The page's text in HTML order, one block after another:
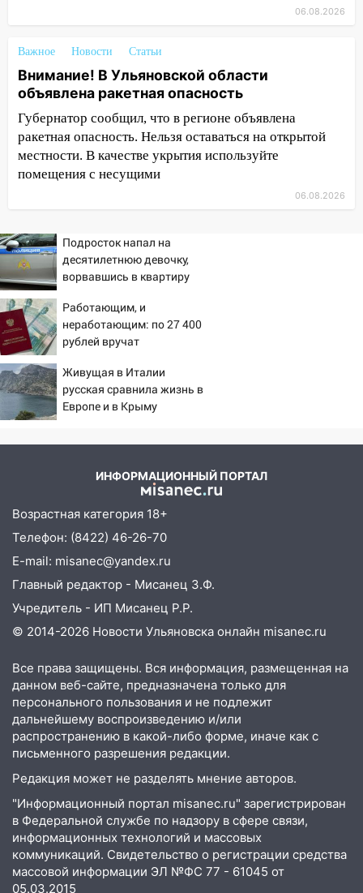
18:14
Прогноз погоды на 6 августа в
Ульяновской области
18:00 Мотофристайл, рок и силовой
экстрим: в Ульяновске пройдет
большой фестиваль «Наше время»
17:30 Где есть бензин в Ульяновске 5
августа после рабочего дня: список АЗС
Ульяновске задержали 19-летнюю
сообщницу мошенников
16:12
Едва не перерезал горло: в
Вешкайме посиделки с судимым
знакомым закончились для женщины
больницей
16:06
перевернулась на мопеде и попала в
больницу
15:59
миллионов рублей за криминальное
На «кольце» кроссовер сбил 18-
летнего мопедиста
15:00 В Ульяновске после тройного ДТП
госпитализировали 25-летнего байкера
14:32 На Ульяновскую область
надвигается жара
14:08 Пешеход переходил по «зебре»:
Фруктовой
13:30 В Димитровграде на улице
Трудовой горело здание
13:00 Водитель без прав врезался в
12:37 Переезжал «зебру» на
велосипеде и попал под колеса
12:18 Вспыхнул изнутри: в
Железнодорожном районе горела дача
06.08.2026
Важное Новости Статьи
Внимание! В Ульяновской области
объявлена ракетная опасность
Губернатор сообщил, что в регионе объявлена
ракетная опасность. Нельзя оставаться на открытой
местности. В качестве укрытия используйте
помещения с несущими
06.08.2026
Подросток напал на
десятилетнюю девочку,
ворвавшись в квартиру
Работающим, и
неработающим: по 27 400
рублей вручат
PrimaMedia.ru
Живущая в Италии
русская сравнила жизнь в
Европе и в Крыму
ИНФОРМАЦИОННЫЙ ПОРТАЛ
Возрастная категория 18+
Телефон: (8422) 46-26-70
E-mail: misanec@yandex.ru
Главный редактор - Мисанец З.Ф.
Учредитель - ИП Мисанец Р.Р.
© 2014-2026 Новости Ульяновска онлайн misanec.ru
Все права защищены. Вся информация, размещенная на
данном веб-сайте, предназначена только для
персонального пользования и не подлежит
дальнейшему воспроизведению и/или
распространению в какой-либо форме, иначе как с
письменного разрешения редакции.
Редакция может не разделять мнение авторов.
"Информационный портал misanec.ru" зарегистрирован
в Федеральной службе по надзору в сфере связи,
информационных технологий и массовых
коммуникаций. Свидетельство о регистрации средства
массовой информации ЭЛ №ФС 77 - 61045 от
05.03.2015